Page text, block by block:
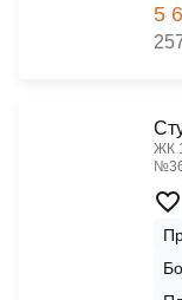
5
ЖК